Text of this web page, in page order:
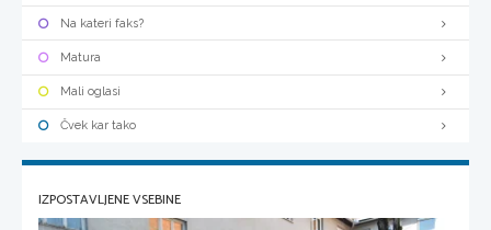
Na kateri faks?
Matura
Mali oglasi
Čvek kar tako
IZPOSTAVLJENE VSEBINE